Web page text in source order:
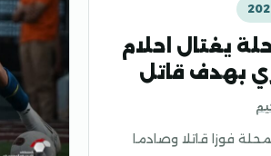
يغتال احلام
بهدف قاتل
فوزا قاتلا وصادما